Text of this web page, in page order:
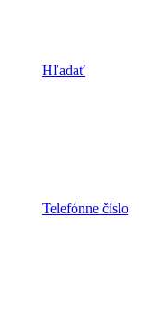
Hľadať
Telefónne číslo